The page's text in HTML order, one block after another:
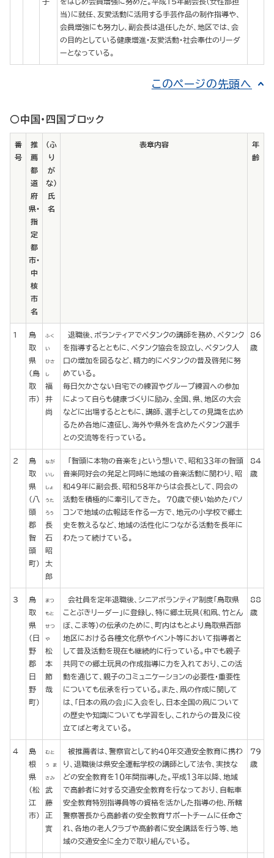
当）に就任、友愛活動に活用する手芸作品の制作指導や、
会員増強にも努力し、副会長は退任したが、地区では、会
の目的としている健康増進・友愛活動・社会奉仕のリーダ
ーとなっている。
このページの先頭へ
○中国・四国ブロック
番
号
推
薦
都
道
府
県・
指
定
都
市・
中
核
市
名
（ふ
り
が
な）
氏
名
表章内容
年
齢
1
鳥
取
県
(鳥
取
市)
ふく
い
ひさ
し
福
井
尚
退職後、ボランティアでペタンクの講師を務め、ペタンク
を指導するとともに、ペタンク協会を設立し、ペタンク人
口の増加を図るなど、精力的にペタンクの普及啓発に努
めている。
毎日欠かさない自宅での練習やグループ練習への参加
によって自らも健康づくりに励み、全国、県、地区の大会
などに出場するとともに、講師、選手としての見識を広め
るため各地に遠征し、海外や県外を含めたペタンク選手
との交流等を行っている。
86
歳
2
鳥
取
県
(八
頭
郡
智
頭
町)
なが
いし
しょ
うた
ろう
長
石
昭
太
郎
「智頭に本物の音楽を」という想いで、昭和３３年の智頭
音楽同好会の発足と同時に地域の音楽活動に関わり、昭
和４９年に副会長、昭和５８年からは会長として、同会の
活動を積極的に牽引してきた。 ７０歳で使い始めたパソ
コンで地域の広報誌を作る一方で、地元の小学校で郷土
史を教えるなど、地域の活性化につながる活動を長年に
わたって続けている。
84
歳
3
鳥
取
県
(日
野
郡
日
野
町)
まつ
もと
せつ
や
松
本
節
哉
会社員を定年退職後、シニアボランティア制度「鳥取県
ことぶきリーダー」に登録し、特に郷土玩具（和凧、竹とん
ぼ、こま等）の伝承のために、町内はもとより鳥取県西部
地区における各種文化祭やイベント等において指導者と
して普及活動を現在も継続的に行っている。中でも親子
共同での郷土玩具の作成指導に力を入れており、この活
動を通じて、親子のコミュニケーションの必要性・重要性
についても伝承を行っている。また、凧の作成に関して
は、「日本の凧の会」に入会をし、日本全国の凧について
の歴史や知識についても学習をし、これからの普及に役
立てばと考えている。
88
歳
4
島
根
県
（松
江
市）
むと
う ま
さみ
武
藤
正
實
被推薦者は、警察官として約４０年交通安全教育に携わ
り、退職後は県安全運転学校の講師として法令、実技な
どの安全教育を１０年間指導した。平成１３年以降、地域
で高齢者に対する交通安全教育を行なっており、自転車
安全教育特別指導員等の資格を活かした指導の他、所轄
警察署長から高齢者の安全教育サポートチームに任命さ
れ、各地の老人クラブや高齢者に安全講話を行う等、地
域の交通安全に全力で取り組んでいる。
79
歳